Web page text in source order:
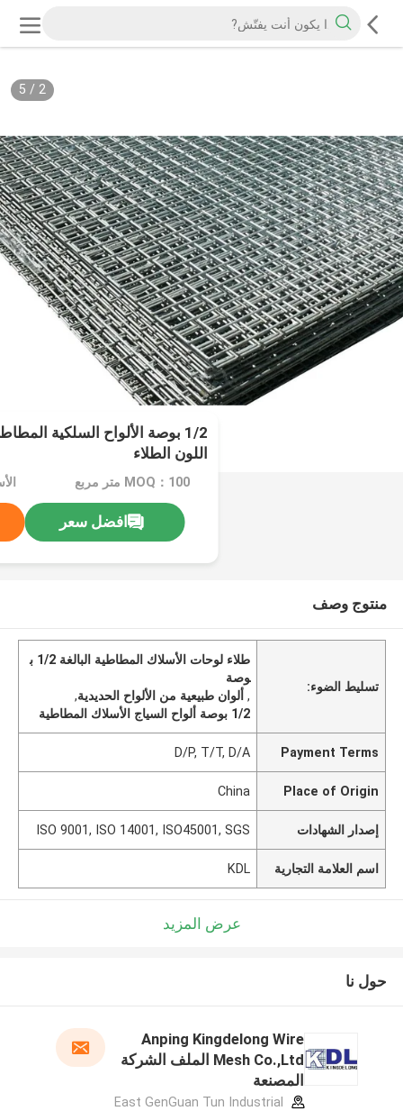
2
/
5
1/2 بوصة الألواح السلكية
اللون الطلاء
MOQ：100 متر مربع
افضل سعر
منتوج وصف
تسليط الضوء:
طلاء لوحات الأسلاك المطاطية البالغة 1/2 ب
وصة
,ألوان طبيعية من الألواح الحديدية,
1/2 بوصة ألواح السياج الأسلاك المطاطية
Payment Terms
D/P, T/T, D/A
Place of Origin
China
إصدار الشهادات ISO 9001, ISO 14001, ISO45001, SGS
اسم العلامة التجارية KDL
عرض المزيد
حول نا
Anping Kingdelong Wire
Mesh Co.,Ltd الملف الشركة
المصنعة
East GenGuan Tun Industrial